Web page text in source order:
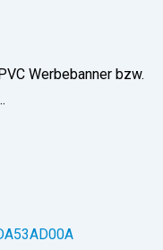
Werbebanner bzw.